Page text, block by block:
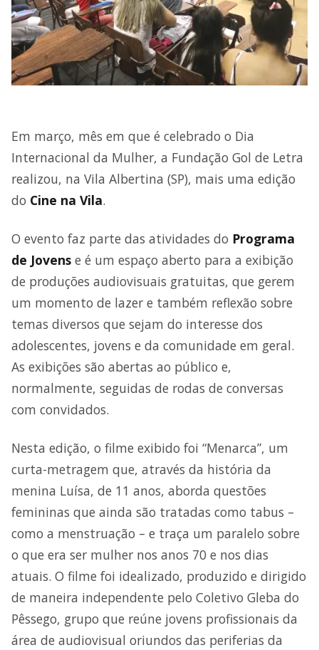
Em março, mês em que é celebrado o Dia
Internacional da Mulher, a Fundação Gol de Letra
realizou, na Vila Albertina (SP), mais uma edição
do Cine na Vila.
O evento faz parte das atividades do Programa
de Jovens e é um espaço aberto para a exibição
de produções audiovisuais gratuitas, que gerem
um momento de lazer e também reflexão sobre
temas diversos que sejam do interesse dos
adolescentes, jovens e da comunidade em geral.
As exibições são abertas ao público e,
normalmente, seguidas de rodas de conversas
com convidados.
Nesta edição, o filme exibido foi “Menarca”, um
curta-metragem que, através da história da
menina Luísa, de 11 anos, aborda questões
femininas que ainda são tratadas como tabus –
como a menstruação – e traça um paralelo sobre
o que era ser mulher nos anos 70 e nos dias
atuais. O filme foi idealizado, produzido e dirigido
de maneira independente pelo Coletivo Gleba do
Pêssego, grupo que reúne jovens profissionais da
área de audiovisual oriundos das periferias da